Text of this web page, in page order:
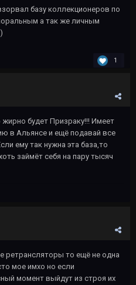
базу коллекционеров по
а так же личным
1
будет Призраку!!! Имеет
в Альянсе и ещё подавай все
ему так нужна эта база,то
займёт себя на пару тысяч
ретрансляторы то ещё не одна
мое имхо но если
момент выйдут из строя их